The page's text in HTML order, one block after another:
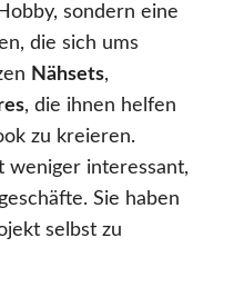
sondern eine
die sich ums
Nähsets,
, die ihnen helfen
zu kreieren.
weniger interessant,
Sie haben
selbst zu